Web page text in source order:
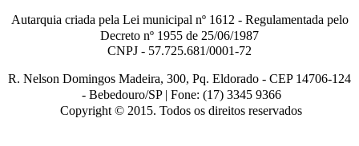
Autarquia criada pela Lei municipal nº1612 - Regulamentada pelo
Decreto nº 1955 de 25/06/1987
CNPJ - 57.725.681/0001-72
R. Nelson Domingos Madeira, 300, Pq. Eldorado - CEP 14706-124
- Bebedouro/SP | Fone: (17) 3345 9366
Copyright © 2015. Todos os direitos reservados